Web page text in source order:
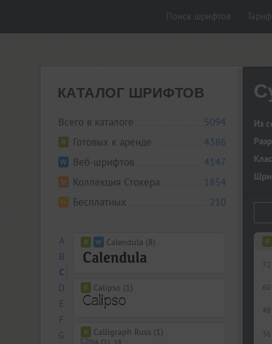
Поиск шрифтов
КАТАЛОГ ШРИФТОВ
Всего в каталоге
5094
Готовых к аренде
4386
Веб-шрифтов
4147
Коллекция Стокера
1854
Бесплатных
210
A
B
C
D
E
F
G
Calendula (8)
Calipso (1)
Calligraph Russ (1)
Из